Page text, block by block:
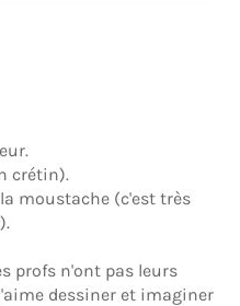
crétin).
moustache (c'est très
profs n'ont pas leurs
dessiner et imaginer